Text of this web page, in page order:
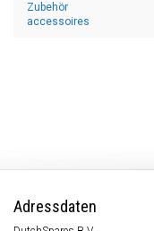
Zubehör
accessoires
Adressdaten